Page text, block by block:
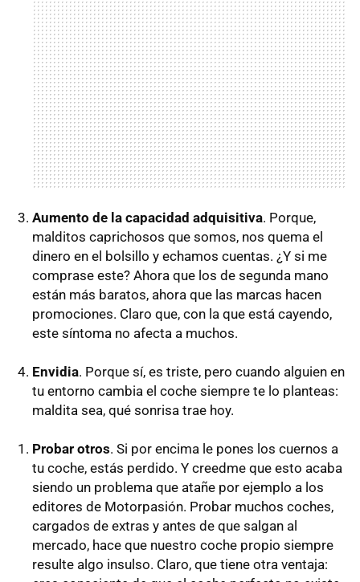
Aumento de la capacidad adquisitiva. Porque,
malditos caprichosos que somos, nos quema el
dinero en el bolsillo y echamos cuentas. ¿Y si me
comprase este? Ahora que los de segunda mano
están más baratos, ahora que las marcas hacen
promociones. Claro que, con la que está cayendo,
este síntoma no afecta a muchos.
Envidia. Porque sí, es triste, pero cuando alguien en
tu entorno cambia el coche siempre te lo planteas:
maldita sea, qué sonrisa trae hoy.
Probar otros. Si por encima le pones los cuernos a
tu coche, estás perdido. Y creedme que esto acaba
siendo un problema que atañe por ejemplo a los
editores de Motorpasión. Probar muchos coches,
cargados de extras y antes de que salgan al
mercado, hace que nuestro coche propio siempre
resulte algo insulso. Claro, que tiene otra ventaja: